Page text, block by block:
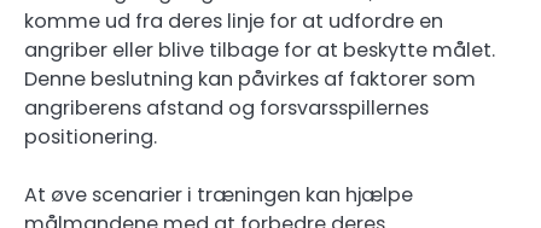
komme ud fra deres linje for at udfordre en
angriber eller blive tilbage for at beskytte målet.
Denne beslutning kan påvirkes af faktorer som
angriberens afstand og forsvarsspillernes
positionering.
At øve scenarier i træningen kan hjælpe